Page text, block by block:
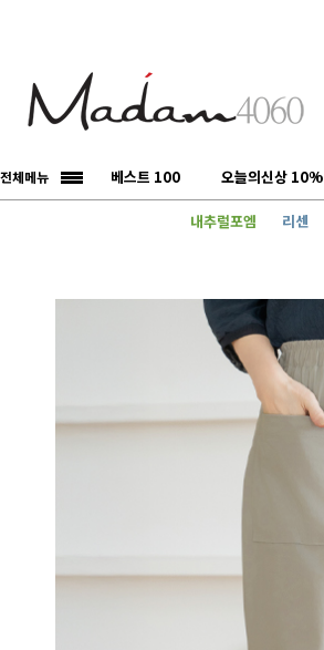
전체메뉴 베스트 100 오늘의신상 10%
내추럴포엠 리센